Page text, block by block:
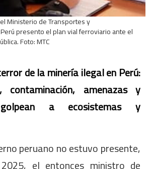
Ministerio de Transportes y
presento el plan vial ferroviario ante el
Foto: MTC
de la minería ilegal en Perú:
contaminación, amenazas y
a ecosistemas y
peruano no estuvo presente,
el entonces ministro de